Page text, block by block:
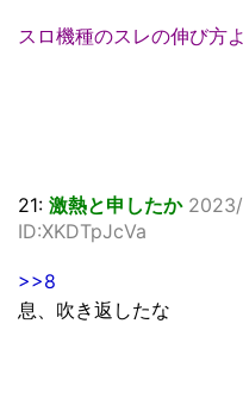
スロ機種のスレの伸び方よ
21: 激熱と申したか
ID:XKDTpJcVa
>>8
息、吹き返したな